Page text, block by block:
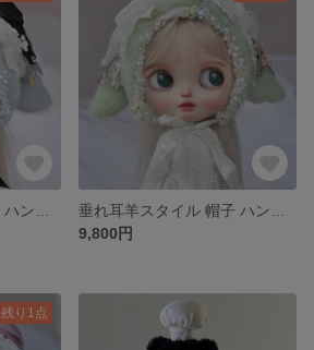
9,800円
残り1点